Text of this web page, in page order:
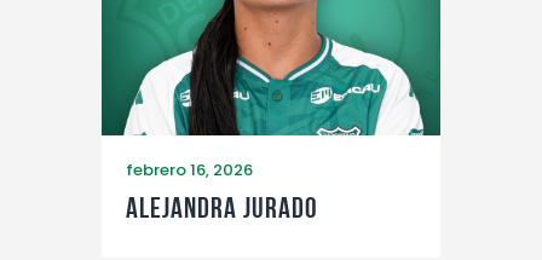
febrero 16, 2026
Alejandra Jurado